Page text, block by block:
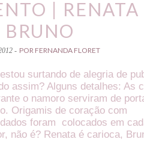
| RENATA
BRUNO
- POR FERNANDA FLORET
surtando de alegria de
assim? Alguns detalhes: As
o namoro serviram de
Origamis de coração com
foram colocados em
não é? Renata é carioca,